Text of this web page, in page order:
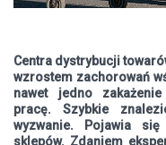
Centra dystrybucji
wzrostem zachorowań
nawet jedno
pracę. Szybkie
wyzwanie. Pojawia
sklepów. Zdaniem